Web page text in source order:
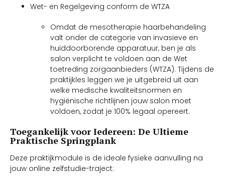
Wet- en Regelgeving conform de WTZA
Omdat de mesotherapie haarbehandeling
valt onder de categorie van invasieve en
huiddoorborende apparatuur, ben je als
salon verplicht te voldoen aan de Wet
toetreding zorgaanbieders (WTZA). Tijdens de
praktijkles leggen we je uitgebreid uit aan
welke medische kwaliteitsnormen en
hygiënische richtlijnen jouw salon moet
voldoen, zodat je 100% legaal opereert.
Toegankelijk voor Iedereen: De Ultieme
Praktische Springplank
Deze praktijkmodule is de ideale fysieke aanvulling na
jouw online zelfstudie-traject: